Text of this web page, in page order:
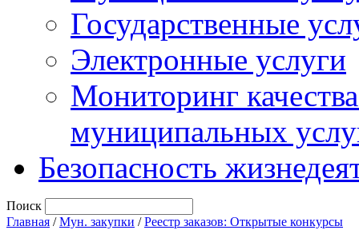
Государственные
Электронные услуги
Мониторинг
муниципальных
Безопасность
Поиск
Главная /Мун. закупки /Реестр заказов: Открытые конкурсы